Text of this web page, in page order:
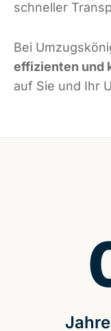
schneller
Bei
effizienten und
auf Sie und Ihr